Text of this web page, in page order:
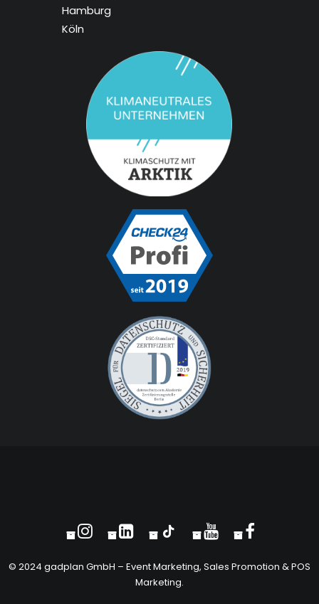
Hamburg
Köln
© 2024 gadplan GmbH – Event Marketing, Sales Promotion &POS
Marketing.